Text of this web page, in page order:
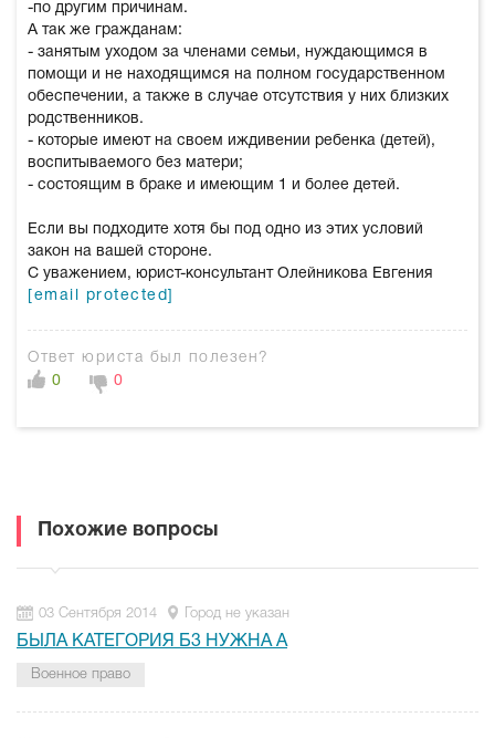
-по другим причинам.
А так же гражданам:
- занятым уходом за членами семьи, нуждающимся в
помощи и не находящимся на полном государственном
обеспечении, а также в случае отсутствия у них близких
родственников.
- которые имеют на своем иждивении ребенка (детей),
воспитываемого без матери;
- состоящим в браке и имеющим 1 и более детей.
Если вы подходите хотя бы под одно из этих условий
закон на вашей стороне.
С уважением, юрист-консультант Олейникова Евгения
[email protected]
Ответ юриста был полезен?
0
0
Похожие вопросы
03 Сентября 2014 Город не указан
БЫЛА КАТЕГОРИЯ Б3 НУЖНА А
Военное право